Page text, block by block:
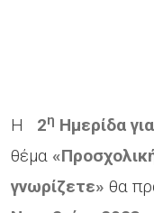
H 2η Ημερίδα
θέμα
γνωρίζετε» θα